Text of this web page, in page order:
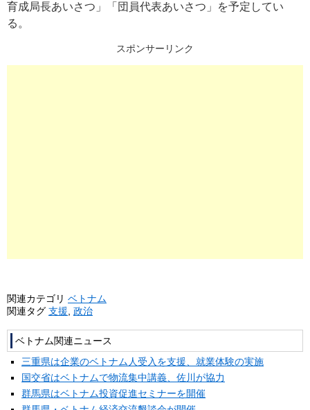
育成局長あいさつ」「団員代表あいさつ」を予定してい
る。
スポンサーリンク
関連カテゴリ ベトナム
関連タグ 支援 政治
ベトナム関連ニュース
三重県は企業のベトナム人受入を支援、就業体験の実施
国交省はベトナムで物流集中講義、佐川が協力
群馬県はベトナム投資促進セミナーを開催